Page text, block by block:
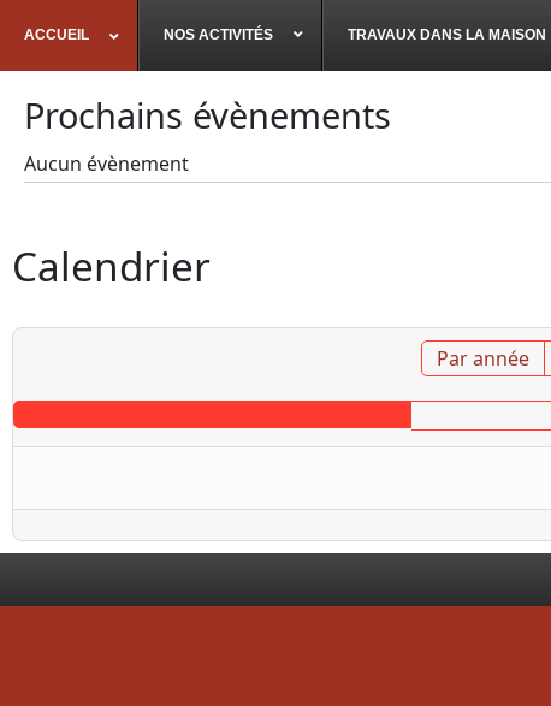
ACCUEIL NOS ACTIVITÉS TRAVAUX DANS LA MAISON
Prochains évènements
Aucun évènement
Calendrier
Par année